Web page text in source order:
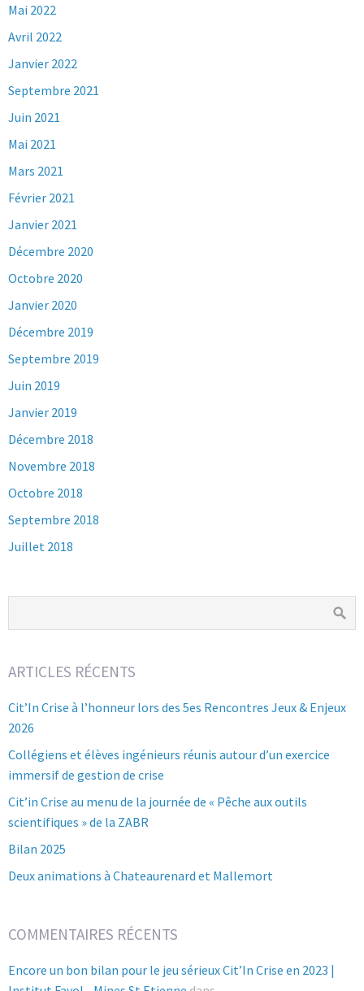
Mai 2022
Avril 2022
Janvier 2022
Septembre 2021
Juin 2021
Mai 2021
Mars 2021
Février 2021
Janvier 2021
Décembre 2020
Octobre 2020
Janvier 2020
Décembre 2019
Septembre 2019
Juin 2019
Janvier 2019
Décembre 2018
Novembre 2018
Octobre 2018
Septembre 2018
Juillet 2018
ARTICLES RÉCENTS
Cit’In Crise à l’honneur lors des 5es Rencontres Jeux & Enjeux
2026
Collégiens et élèves ingénieurs réunis autour d’un exercice
immersif de gestion de crise
Cit’in Crise au menu de la journée de « Pêche aux outils
scientifiques » de la ZABR
Bilan 2025
Deux animations à Chateaurenard et Mallemort
COMMENTAIRES RÉCENTS
Encore un bon bilan pour le jeu sérieux Cit’In Crise en 2023 |